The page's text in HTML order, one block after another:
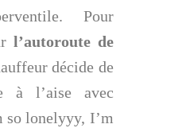
Pour
l’autoroute de
décide de
à l’aise avec
so lonelyyy, I’m